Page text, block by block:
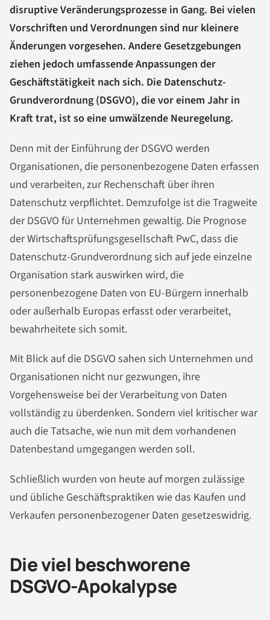
disruptive Veränderungsprozesse in Gang. Bei vielen
Vorschriften und Verordnungen sind nur kleinere
Änderungen vorgesehen. Andere Gesetzgebungen
ziehen jedoch umfassende Anpassungen der
Geschäftstätigkeit nach sich. Die Datenschutz-
Grundverordnung (DSGVO), die vor einem Jahr in
Kraft trat, ist so eine umwälzende Neuregelung.
Denn mit der Einführung der DSGVO werden
Organisationen, die personenbezogene Daten erfassen
und verarbeiten, zur Rechenschaft über ihren
Datenschutz verpflichtet. Demzufolge ist die Tragweite
der DSGVO für Unternehmen gewaltig. Die Prognose
der Wirtschaftsprüfungsgesellschaft PwC, dass die
Datenschutz-Grundverordnung sich auf jede einzelne
Organisation stark auswirken wird, die
personenbezogene Daten von EU-Bürgern innerhalb
oder außerhalb Europas erfasst oder verarbeitet,
bewahrheitete sich somit.
Mit Blick auf die DSGVO sahen sich Unternehmen und
Organisationen nicht nur gezwungen, ihre
Vorgehensweise bei der Verarbeitung von Daten
vollständig zu überdenken. Sondern viel kritischer war
auch die Tatsache, wie nun mit dem vorhandenen
Datenbestand umgegangen werden soll.
Schließlich wurden von heute auf morgen zulässige
und übliche Geschäftspraktiken wie das Kaufen und
Verkaufen personenbezogener Daten gesetzeswidrig.
Die viel beschworene
DSGVO-Apokalypse